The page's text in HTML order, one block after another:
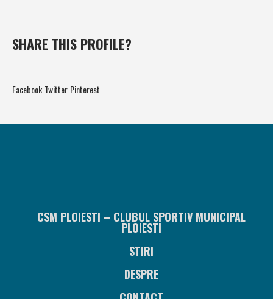
SHARE THIS PROFILE?
Facebook Twitter Pinterest
CSM PLOIESTI – CLUBUL SPORTIV MUNICIPAL
PLOIESTI
STIRI
DESPRE